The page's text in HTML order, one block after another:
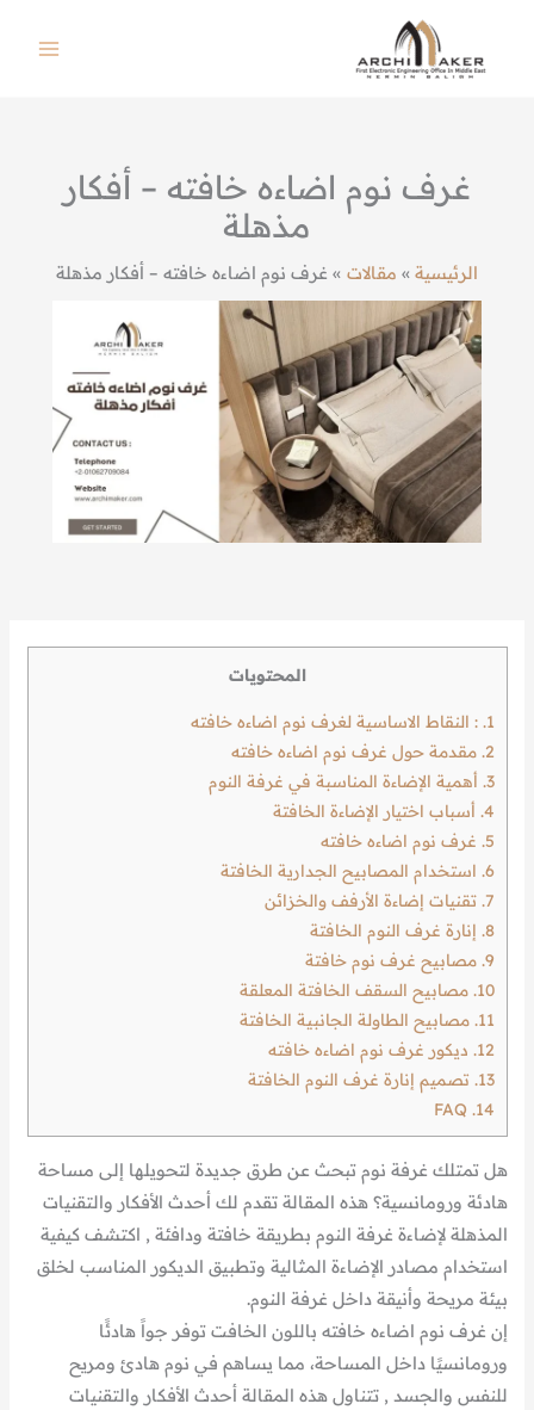
المحتوى
غرف نوم اضاءه خافته – أفكار
مذهلة
الرئيسية مقالات غرف نوم اضاءه خافته – أفكار مذهلة
المحتويات
1. : النقاط الاساسية لغرف نوم اضاءه خافته
2. مقدمة حول غرف نوم اضاءه خافته
3. أهمية الإضاءة المناسبة في غرفة النوم
4. أسباب اختيار الإضاءة الخافتة
5. غرف نوم اضاءه خافته
6. استخدام المصابيح الجدارية الخافتة
7. تقنيات إضاءة الأرفف والخزائن
8. إنارة غرف النوم الخافتة
9. مصابيح غرف نوم خافتة
10. مصابيح السقف الخافتة المعلقة
11. مصابيح الطاولة الجانبية الخافتة
12. ديكور غرف نوم اضاءه خافته
13. تصميم إنارة غرف النوم الخافتة
14.
هل تمتلك غرفة نوم تبحث عن طرق جديدة لتحويلها إلى مساحة
هادئة ورومانسية؟ هذه المقالة تقدم لك أحدث الأفكار والتقنيات
المذهلة لإضاءة غرفة النوم بطريقة خافتة ودافئة , اكتشف كيفية
استخدام مصادر الإضاءة المثالية وتطبيق الديكور المناسب لخلق
بيئة مريحة وأنيقة داخل غرفة النوم.
إن غرف نوم اضاءه خافته باللون الخافت توفر جواً هادئًا
ورومانسيًا داخل المساحة، مما يساهم في نوم هادئ ومريح
للنفس والجسد , تتناول هذه المقالة أحدث الأفكار والتقنيات